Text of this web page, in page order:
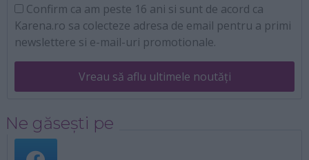
Confirm ca am peste 16 ani si sunt de acord ca
Karena.ro sa colecteze adresa de email pentru a primi
newslettere si e-mail-uri promotionale.
Vreau să aflu ultimele noutăți
Ne găsești pe